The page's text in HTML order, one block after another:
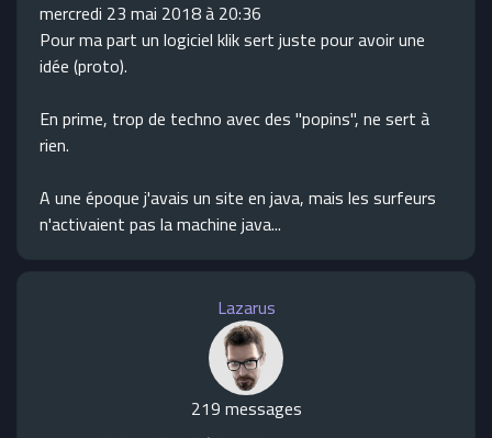
mercredi 23 mai 2018 à 20:36
Pour ma part un logiciel klik sert juste pour avoir une
idée (proto).
En prime, trop de techno avec des "popins", ne sert à
rien.
A une époque j'avais un site en java, mais les surfeurs
n'activaient pas la machine java...
Lazarus
219 messages